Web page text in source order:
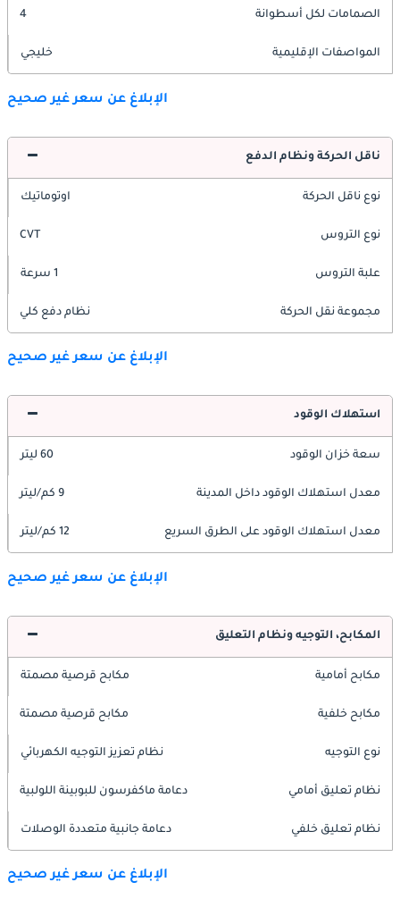
الصمامات لكل أسطوانة 4
المواصفات الإقليمية خليجي
الإبلاغ عن سعر غير صحيح
ناقل الحركة ونظام الدفع
نوع ناقل الحركة اوتوماتيك
نوع التروس CVT
علبة التروس 1 سرعة
مجموعة نقل الحركة نظام دفع كلي
الإبلاغ عن سعر غير صحيح
استهلاك الوقود
سعة خزان الوقود 60 ليتر
معدل استهلاك الوقود داخل المدينة 9 كم/ليتر
معدل استهلاك الوقود على الطرق السريع 12 كم/ليتر
الإبلاغ عن سعر غير صحيح
المكابح، التوجيه ونظام التعليق
مكابح أمامية مكابح قرصية مصمتة
مكابح خلفية مكابح قرصية مصمتة
نوع التوجيه نظام تعزيز التوجيه الكهربائي
نظام تعليق أمامي دعامة ماكفرسون للبوبينة اللولبية
نظام تعليق خلفي دعامة جانبية متعددة الوصلات
الإبلاغ عن سعر غير صحيح